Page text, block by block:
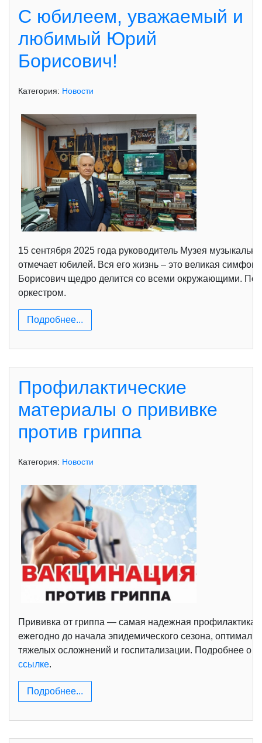
С юбилеем, уважаемый и
любимый Юрий
Борисович!
Категория: Новости
15 сентября 2025 года руководитель Музея
отмечает юбилей. Вся его жизнь – это великая
Борисович щедро делится со всеми окружающими.
оркестром.
Подробнее...
Профилактические
материалы о прививке
против гриппа
Категория: Новости
Прививка от гриппа — самая надежная профилактика
ежегодно до начала эпидемического сезона,
тяжелых осложнений и госпитализации. Подробнее о
ссылке.
Подробнее...